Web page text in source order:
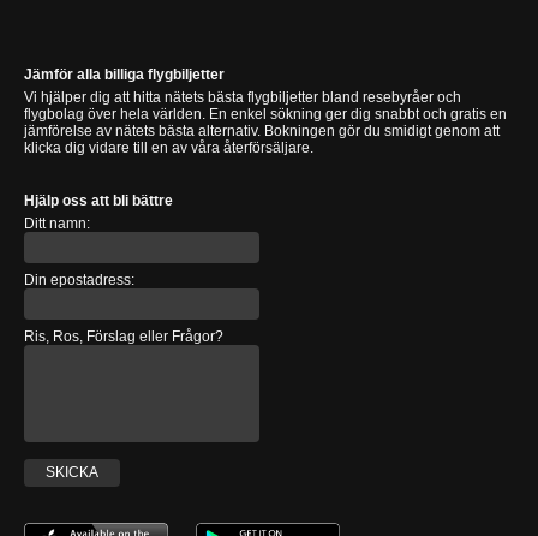
Jämför alla billiga flygbiljetter
Vi hjälper dig att hitta nätets bästa flygbiljetter bland resebyråer och
flygbolag över hela världen. En enkel sökning ger dig snabbt och gratis en
jämförelse av nätets bästa alternativ. Bokningen gör du smidigt genom att
klicka dig vidare till en av våra återförsäljare.
Hjälp oss att bli bättre
Ditt namn:
Din epostadress:
Ris, Ros, Förslag eller Frågor?
SKICKA